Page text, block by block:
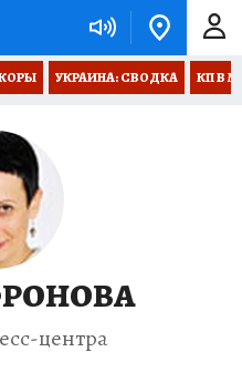
УКРАИНА: СВОДКА КП В
центра